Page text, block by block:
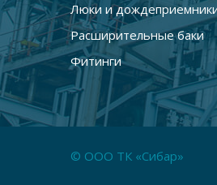
Люки и
Расширительные баки
Фитинги
© ООО ТК «Сибар»